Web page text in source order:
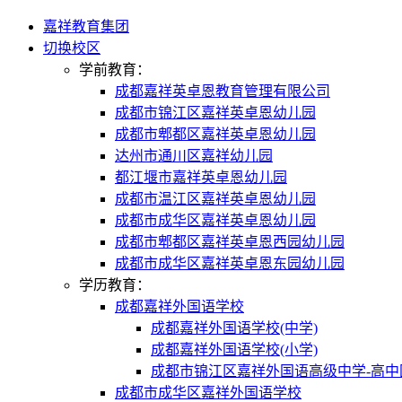
嘉祥教育集团
切换校区
学前教育：
成都嘉祥英卓恩教育管理有限公司
成都市锦江区嘉祥英卓恩幼儿园
成都市郫都区嘉祥英卓恩幼儿园
达州市通川区嘉祥幼儿园
都江堰市嘉祥英卓恩幼儿园
成都市温江区嘉祥英卓恩幼儿园
成都市成华区嘉祥英卓恩幼儿园
成都市郫都区嘉祥英卓恩西园幼儿园
成都市成华区嘉祥英卓恩东园幼儿园
学历教育：
成都嘉祥外国语学校
成都嘉祥外国语学校(中学)
成都嘉祥外国语学校(小学)
成都市锦江区嘉祥外国语高级中学-高
成都市成华区嘉祥外国语学校